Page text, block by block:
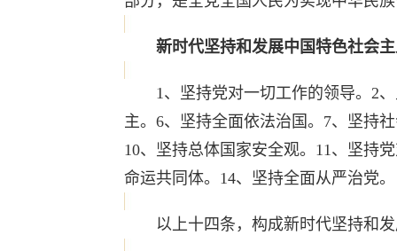
新时代坚持和发展中国特色社会主
1、坚持党对一切工作的领导。2、
主。6、坚持全面依法治国。7、坚持
10、坚持总体国家安全观。11、坚持
命运共同体。14、坚持全面从严治党。
以上十四条，构成新时代坚持和发